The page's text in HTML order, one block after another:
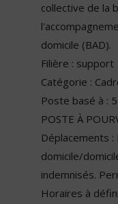
collective de la
domicile (BAD).
Filière : support
Catégorie :
Poste basé à :
POSTE À
Déplacements :
domicile/
indemnisés.
Horaires à